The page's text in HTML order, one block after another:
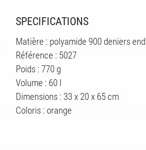
SPECIFICATIONS
Matière : polyamide 900 deniers
Référence : 5027
Poids : 770 g
Volume : 60 l
Dimensions : 33 x 20 x 65 cm
Coloris : orange